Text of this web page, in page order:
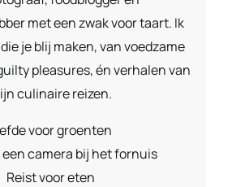
met een zwak voor taart. Ik
je blij maken, van voedzame
pleasures, én verhalen van
culinaire reizen.
voor groenten
camera bij het fornuis
Reist voor eten